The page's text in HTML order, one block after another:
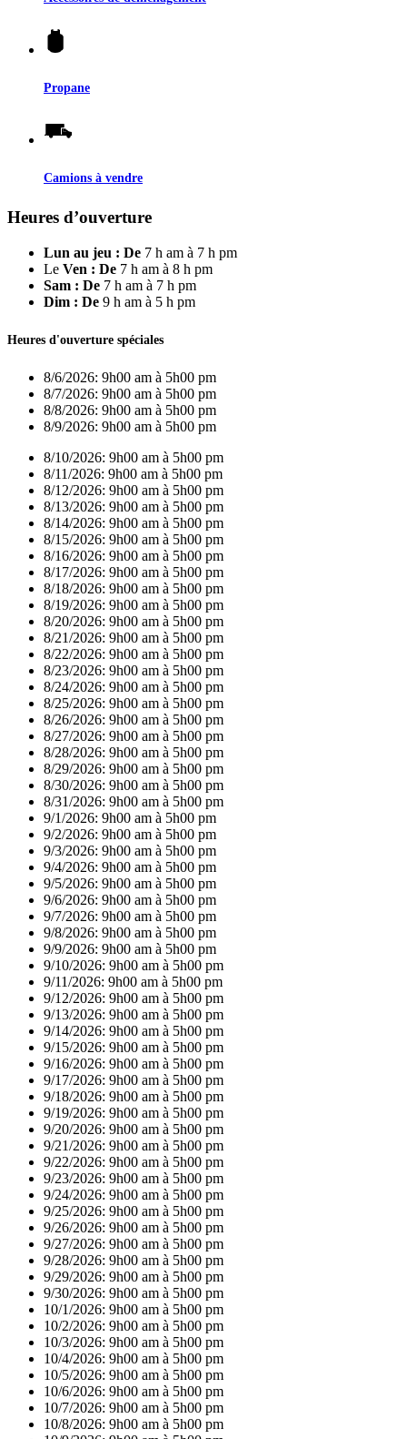
Propane
Camions à vendre
Heures d’ouverture
Lun au jeu : De 7 h am à 7 h pm
Le Ven : De 7 h am à 8 h pm
Sam : De 7 h am à 7 h pm
Dim : De 9 h am à 5 h pm
Heures d'ouverture spéciales
8/6/2026: 9h00 am à 5h00 pm
8/7/2026: 9h00 am à 5h00 pm
8/8/2026: 9h00 am à 5h00 pm
8/9/2026: 9h00 am à 5h00 pm
8/10/2026: 9h00 am à 5h00 pm
8/11/2026: 9h00 am à 5h00 pm
8/12/2026: 9h00 am à 5h00 pm
8/13/2026: 9h00 am à 5h00 pm
8/14/2026: 9h00 am à 5h00 pm
8/15/2026: 9h00 am à 5h00 pm
8/16/2026: 9h00 am à 5h00 pm
8/17/2026: 9h00 am à 5h00 pm
8/18/2026: 9h00 am à 5h00 pm
8/19/2026: 9h00 am à 5h00 pm
8/20/2026: 9h00 am à 5h00 pm
8/21/2026: 9h00 am à 5h00 pm
8/22/2026: 9h00 am à 5h00 pm
8/23/2026: 9h00 am à 5h00 pm
8/24/2026: 9h00 am à 5h00 pm
8/25/2026: 9h00 am à 5h00 pm
8/26/2026: 9h00 am à 5h00 pm
8/27/2026: 9h00 am à 5h00 pm
8/28/2026: 9h00 am à 5h00 pm
8/29/2026: 9h00 am à 5h00 pm
8/30/2026: 9h00 am à 5h00 pm
8/31/2026: 9h00 am à 5h00 pm
9/1/2026: 9h00 am à 5h00 pm
9/2/2026: 9h00 am à 5h00 pm
9/3/2026: 9h00 am à 5h00 pm
9/4/2026: 9h00 am à 5h00 pm
9/5/2026: 9h00 am à 5h00 pm
9/6/2026: 9h00 am à 5h00 pm
9/7/2026: 9h00 am à 5h00 pm
9/8/2026: 9h00 am à 5h00 pm
9/9/2026: 9h00 am à 5h00 pm
9/10/2026: 9h00 am à 5h00 pm
9/11/2026: 9h00 am à 5h00 pm
9/12/2026: 9h00 am à 5h00 pm
9/13/2026: 9h00 am à 5h00 pm
9/14/2026: 9h00 am à 5h00 pm
9/15/2026: 9h00 am à 5h00 pm
9/16/2026: 9h00 am à 5h00 pm
9/17/2026: 9h00 am à 5h00 pm
9/18/2026: 9h00 am à 5h00 pm
9/19/2026: 9h00 am à 5h00 pm
9/20/2026: 9h00 am à 5h00 pm
9/21/2026: 9h00 am à 5h00 pm
9/22/2026: 9h00 am à 5h00 pm
9/23/2026: 9h00 am à 5h00 pm
9/24/2026: 9h00 am à 5h00 pm
9/25/2026: 9h00 am à 5h00 pm
9/26/2026: 9h00 am à 5h00 pm
9/27/2026: 9h00 am à 5h00 pm
9/28/2026: 9h00 am à 5h00 pm
9/29/2026: 9h00 am à 5h00 pm
9/30/2026: 9h00 am à 5h00 pm
10/1/2026: 9h00 am à 5h00 pm
10/2/2026: 9h00 am à 5h00 pm
10/3/2026: 9h00 am à 5h00 pm
10/4/2026: 9h00 am à 5h00 pm
10/5/2026: 9h00 am à 5h00 pm
10/6/2026: 9h00 am à 5h00 pm
10/7/2026: 9h00 am à 5h00 pm
10/8/2026: 9h00 am à 5h00 pm